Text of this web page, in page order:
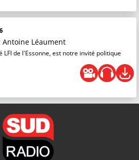
Antoine Léaument
LFI de l'Essonne, est notre invité politique